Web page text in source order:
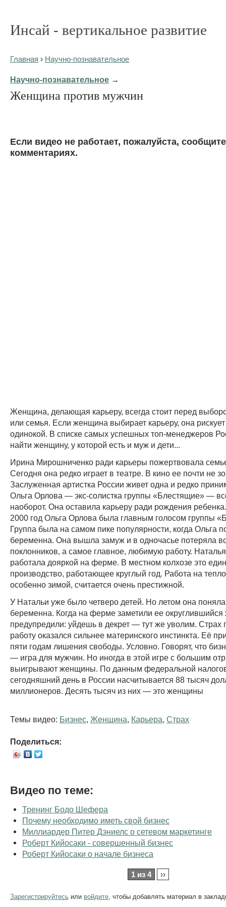
Инсай - вертикальное развитие
Главная › Научно-познавательное
Научно-познавательное →
Женщина против мужчин
Eсли видео не работает, пожалуйста,
комментариях.
Женщина, делающая карьеру, всегда стоит перед
или семья. Если женщина выбирает карьеру, она рискует
одинокой. В списке самых успешных топ-менеджеров
найти женщину, у которой есть и муж и дети...
Ирина Мирошниченко ради карьеры пожертвовала
Сегодня она редко играет в театре. В кино ее почти не
Заслуженная артистка России живет одна и редко
Ольга Орлова — экс-солистка группы «Блестящие» —
наоборот. Она оставила карьеру ради рождения
2000 год Ольга Орлова была главным голосом группы
Группа была на самом пике популярности, когда Ольга
беременна. Она вышла замуж и в одночасье потеряла
поклонников, а самое главное, любимую работу.
работала дояркой на ферме. В местном колхозе это
производство, работающее круглый год. Работа на
особенно зимой, считается очень престижной.
У Натальи уже было четверо детей. Но летом она
беременна. Когда на ферме заметили ее округлившийся
предупредили: уйдешь в декрет — тут же уволим. Страх
работу оказался сильнее материнского инстинкта. Её
пяти годам лишения свободы. Условно. Говорят, что
— игра для мужчин. Но иногда в этой игре с большим
выигрывают женщины. По данным федеральной
сегодняшний день в России насчитывается 88 тысяч
миллионеров. Десять тысяч из них — это женщины
Темы видео: Бизнес Женщина Карьера Страх
Поделиться:
Видео по теме:
Тренинг Бодо Шефера
Почему необходимо иметь свой бизнес
Миллиардер Питер Дэниелс о сетевом маркетинге
Роберт Кийосаки - совершенный бизнес
Роберт Кийосаки о начале бизнеса
1 из 4 ››
Зарегистрируйтесь или войдите , чтобы добавлять материал в